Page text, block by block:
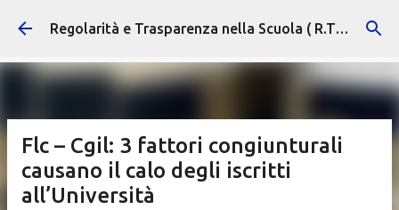
Passa ai contenuti principali Regolarità e Trasparenza nella Scuola ( R.T.S. )
Flc – Cgil: 3 fattori congiunturali
causano il calo degli iscritti
all’Università